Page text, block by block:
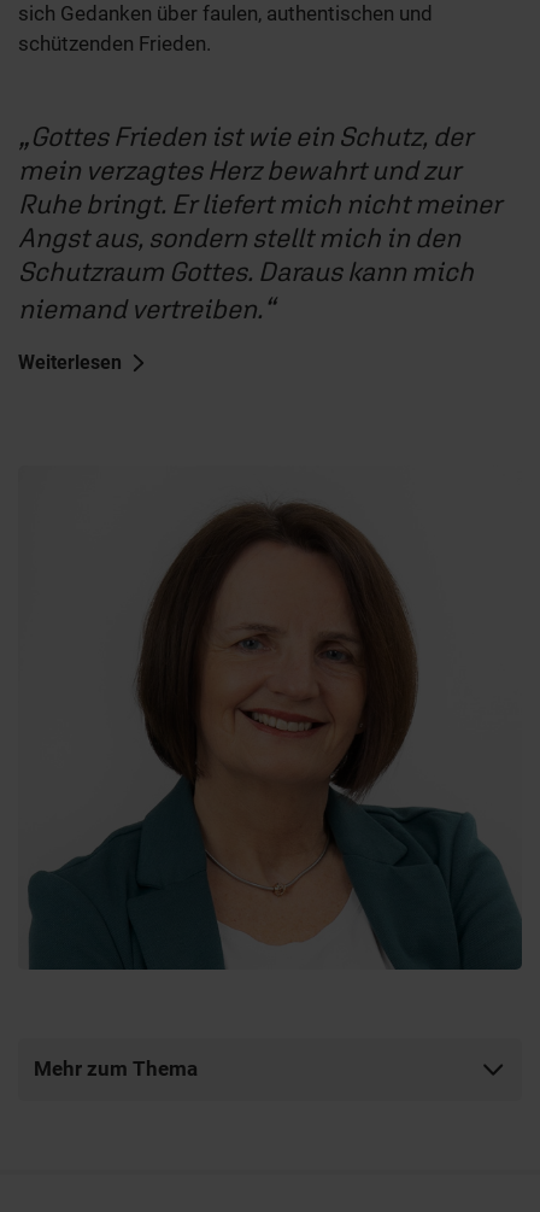
sich Gedanken über faulen, authentischen und
schützenden Frieden.
Gottes Frieden ist wie ein Schutz, der
mein verzagtes Herz bewahrt und zur
Ruhe bringt. Er liefert mich nicht meiner
Angst aus, sondern stellt mich in den
Schutzraum Gottes. Daraus kann mich
niemand vertreiben.
Weiterlesen
Mehr zum Thema